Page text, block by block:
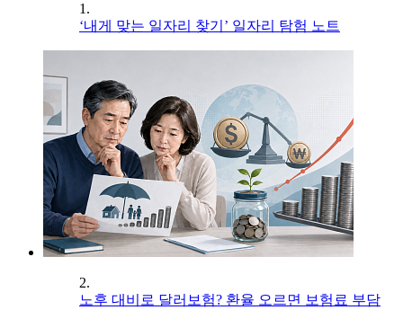
1.
‘내게 맞는 일자리 찾기’ 일자리 탐험 노트
2.
노후 대비로 달러보험? 환율 오르면 보험료 부담